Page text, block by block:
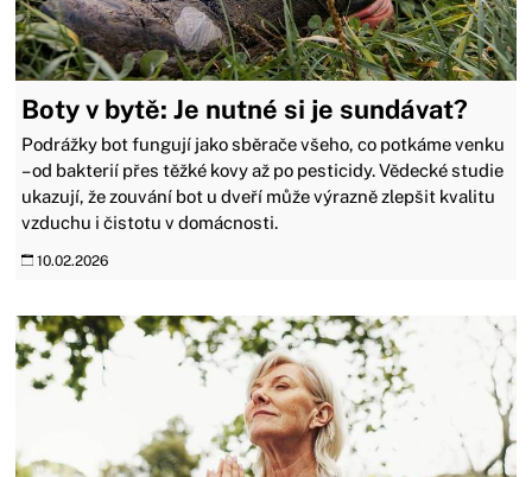
Boty v bytě: Je nutné si je sundávat?
Podrážky bot fungují jako sběrače všeho, co potkáme venku
– od bakterií přes těžké kovy až po pesticidy. Vědecké studie
ukazují, že zouvání bot u dveří může výrazně zlepšit kvalitu
vzduchu i čistotu v domácnosti.
10.02.2026